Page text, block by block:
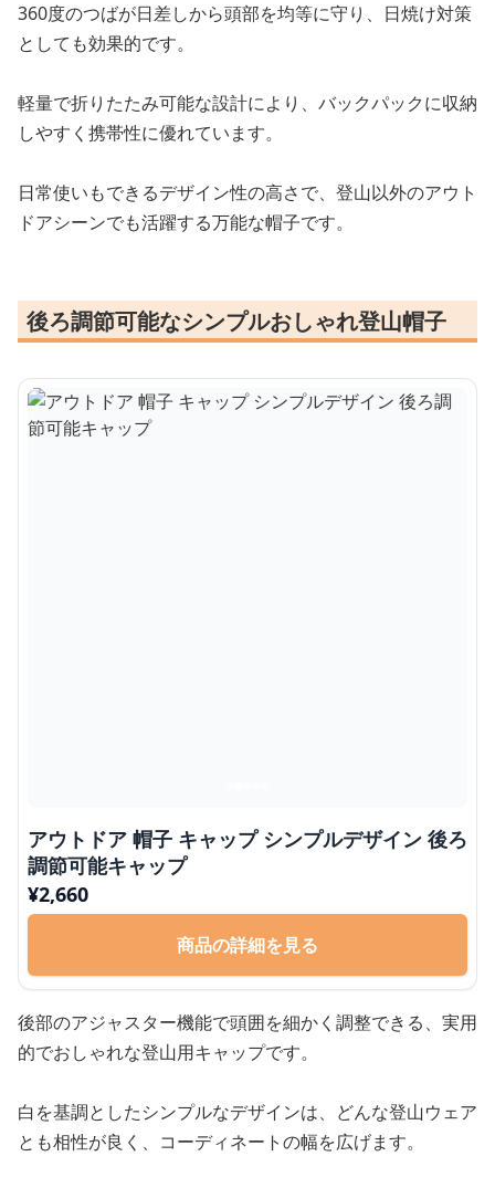
360度のつばが日差しから頭部を均等に守り、日焼け対策
としても効果的です。
軽量で折りたたみ可能な設計により、バックパックに収納
しやすく携帯性に優れています。
日常使いもできるデザイン性の高さで、登山以外のアウト
ドアシーンでも活躍する万能な帽子です。
後ろ調節可能なシンプルおしゃれ登山帽子
アウトドア 帽子 キャップ シンプルデザイン 後ろ
調節可能キャップ
¥2,660
商品の詳細を見る
後部のアジャスター機能で頭囲を細かく調整できる、実用
的でおしゃれな登山用キャップです。
白を基調としたシンプルなデザインは、どんな登山ウェア
とも相性が良く、コーディネートの幅を広げます。